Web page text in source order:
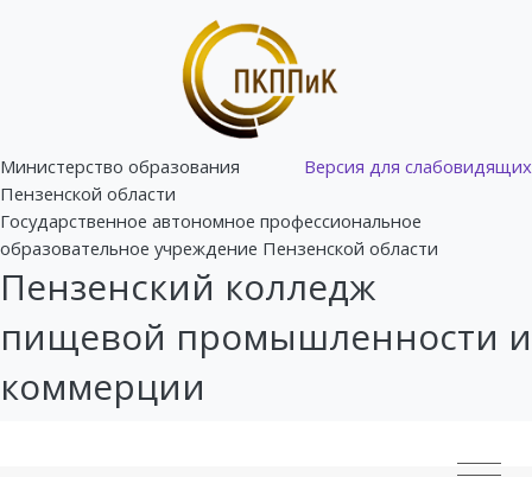
Версия для слабовидящих
Министерство образования
Пензенской области
Государственное автономное профессиональное
образовательное учреждение Пензенской области
Пензенский колледж
пищевой промышленности и
коммерции